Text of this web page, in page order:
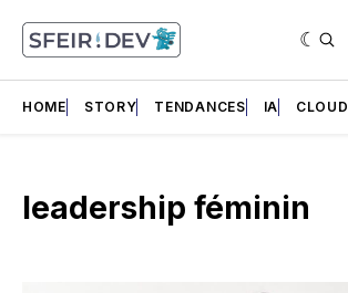
HOME STORY TENDANCES IA CLOUD
leadership féminin